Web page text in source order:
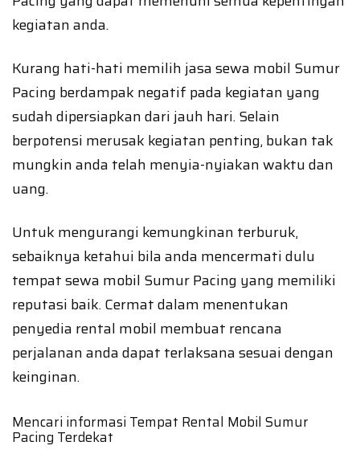
kegiatan anda.
Kurang hati-hati memilih jasa sewa mobil Sumur
Pacing berdampak negatif pada kegiatan yang
sudah dipersiapkan dari jauh hari. Selain
berpotensi merusak kegiatan penting, bukan tak
mungkin anda telah menyia-nyiakan waktu dan
uang.
Untuk mengurangi kemungkinan terburuk,
sebaiknya ketahui bila anda mencermati dulu
tempat sewa mobil Sumur Pacing yang memiliki
reputasi baik. Cermat dalam menentukan
penyedia rental mobil membuat rencana
perjalanan anda dapat terlaksana sesuai dengan
keinginan.
Mencari informasi Tempat Rental Mobil Sumur
Pacing Terdekat